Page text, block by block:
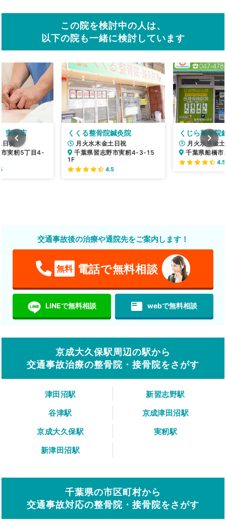
この院を検討中の人は、
以下の院も一緒に検討しています
くくる整骨院鍼灸院
月火水木金土日祝
千葉県習志野市実籾4-3-15
1F
4.5
くじら整骨院
月火水木金
千葉県船橋
4.5
実籾店
祝
実籾5丁目4-
交通事故後の治療や通院先をご案内します！
無料 電話で無料相談
LINEで無料相談 featured_play_list webで無料相談
京成大久保駅周辺の駅から
交通事故治療の整骨院・接骨院をさがす
津田沼駅
新習志野駅
谷津駅
京成津田沼駅
京成大久保駅
実籾駅
新津田沼駅
千葉県の市区町村から
交通事故対応の整骨院・接骨院をさがす